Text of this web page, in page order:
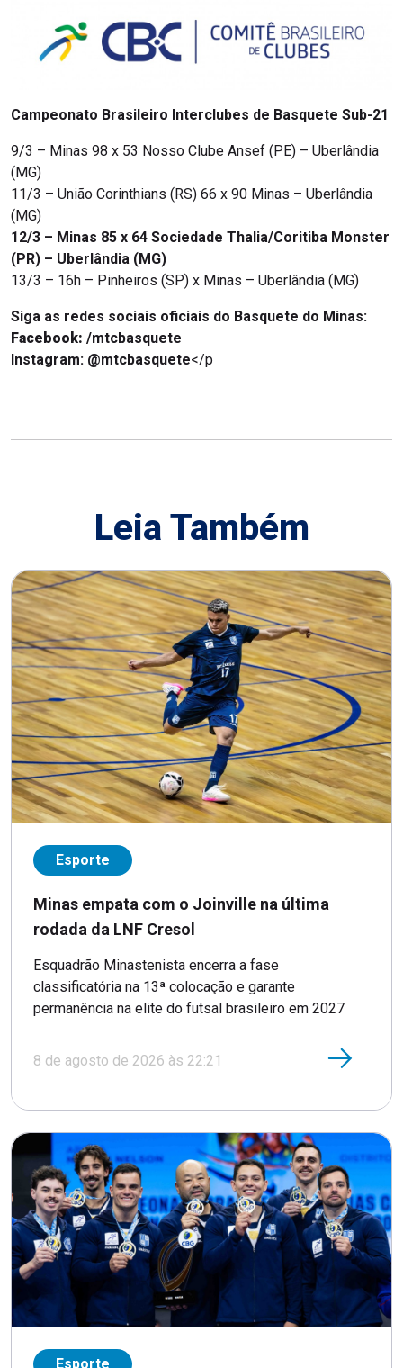
Campeonato Brasileiro Interclubes de Basquete Sub-21
9/3 – Minas 98 x 53 Nosso Clube Ansef (PE) – Uberlândia
(MG)
11/3 – União Corinthians (RS) 66 x 90 Minas – Uberlândia
(MG)
12/3 – Minas 85 x 64 Sociedade Thalia/Coritiba Monster
(PR) – Uberlândia (MG)
13/3 – 16h – Pinheiros (SP) x Minas – Uberlândia (MG)
Siga as redes sociais oficiais do Basquete do Minas:
Facebook: /mtcbasquete
Instagram: @mtcbasquete</p
Leia Também
Esporte
Minas empata com o Joinville na última
rodada da LNF Cresol
Esquadrão Minastenista encerra a fase
classificatória na 13ª colocação e garante
permanência na elite do futsal brasileiro em 2027
8 de agosto de 2026 às 22:21
Esporte